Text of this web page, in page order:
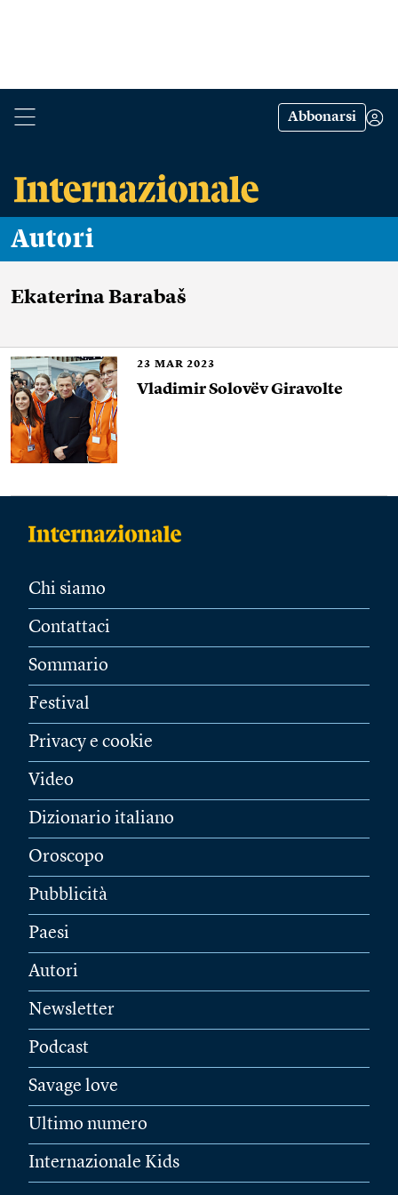
Abbonarsi
Autori
Ekaterina Barabaš
23 MAR 2023
Vladimir Solovëv Giravolte
Chi siamo
Contattaci
Sommario
Festival
Privacy e cookie
Video
Dizionario italiano
Oroscopo
Pubblicità
Paesi
Autori
Newsletter
Podcast
Savage love
Ultimo numero
Internazionale Kids